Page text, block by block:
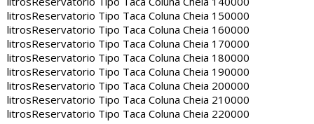
litrosReservatorio Tipo Taca Coluna Cheia 150000
litrosReservatorio Tipo Taca Coluna Cheia 160000
litrosReservatorio Tipo Taca Coluna Cheia 170000
litrosReservatorio Tipo Taca Coluna Cheia 180000
litrosReservatorio Tipo Taca Coluna Cheia 190000
litrosReservatorio Tipo Taca Coluna Cheia 200000
litrosReservatorio Tipo Taca Coluna Cheia 210000
litrosReservatorio Tipo Taca Coluna Cheia 220000